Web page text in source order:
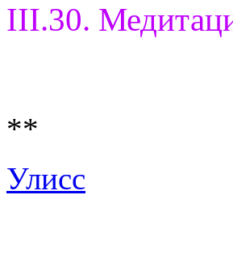
III.30.
**
Улисс